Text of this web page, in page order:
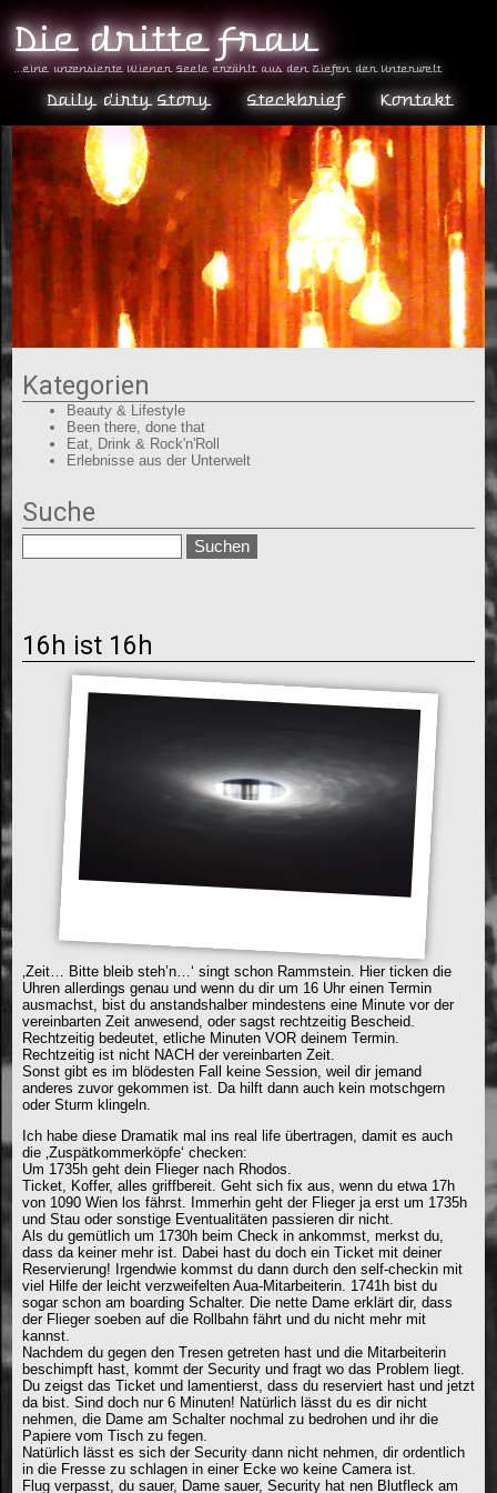
Die dritte Frau
...eine unzensierte Wiener Seele erzählt aus den Tiefen der Unterwelt
Daily dirty Story Steckbrief Kontakt
Kategorien
Beauty & Lifestyle
Been there, done that
Eat, Drink & Rock'n'Roll
Erlebnisse aus der Unterwelt
Suche
16h ist 16h
‚Zeit… Bitte bleib steh’n…‘ singt schon Rammstein. Hier ticken die
Uhren allerdings genau und wenn du dir um 16 Uhr einen Termin
ausmachst, bist du anstandshalber mindestens eine Minute vor der
vereinbarten Zeit anwesend, oder sagst rechtzeitig Bescheid.
Rechtzeitig bedeutet, etliche Minuten VOR deinem Termin.
Rechtzeitig ist nicht NACH der vereinbarten Zeit.
Sonst gibt es im blödesten Fall keine Session, weil dir jemand
anderes zuvor gekommen ist. Da hilft dann auch kein motschgern
oder Sturm klingeln.
Ich habe diese Dramatik mal ins real life übertragen, damit es auch
die ‚Zuspätkommerköpfe‘ checken:
Um 1735h geht dein Flieger nach Rhodos.
Ticket, Koffer, alles griffbereit. Geht sich fix aus, wenn du etwa 17h
von 1090 Wien los fährst. Immerhin geht der Flieger ja erst um 1735h
und Stau oder sonstige Eventualitäten passieren dir nicht.
Als du gemütlich um 1730h beim Check in ankommst, merkst du,
dass da keiner mehr ist. Dabei hast du doch ein Ticket mit deiner
Reservierung! Irgendwie kommst du dann durch den self-checkin mit
viel Hilfe der leicht verzweifelten Aua-Mitarbeiterin. 1741h bist du
sogar schon am boarding Schalter. Die nette Dame erklärt dir, dass
der Flieger soeben auf die Rollbahn fährt und du nicht mehr mit
kannst.
Nachdem du gegen den Tresen getreten hast und die Mitarbeiterin
beschimpft hast, kommt der Security und fragt wo das Problem liegt.
Du zeigst das Ticket und lamentierst, dass du reserviert hast und jetzt
da bist. Sind doch nur 6 Minuten! Natürlich lässt du es dir nicht
nehmen, die Dame am Schalter nochmal zu bedrohen und ihr die
Papiere vom Tisch zu fegen.
Natürlich lässt es sich der Security dann nicht nehmen, dir ordentlich
in die Fresse zu schlagen in einer Ecke wo keine Camera ist.
Flug verpasst, du sauer, Dame sauer, Security hat nen Blutfleck am